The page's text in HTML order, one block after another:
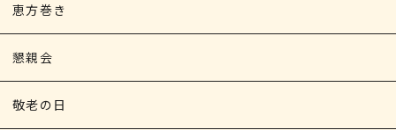
恵方巻き
懇親会
敬老の日